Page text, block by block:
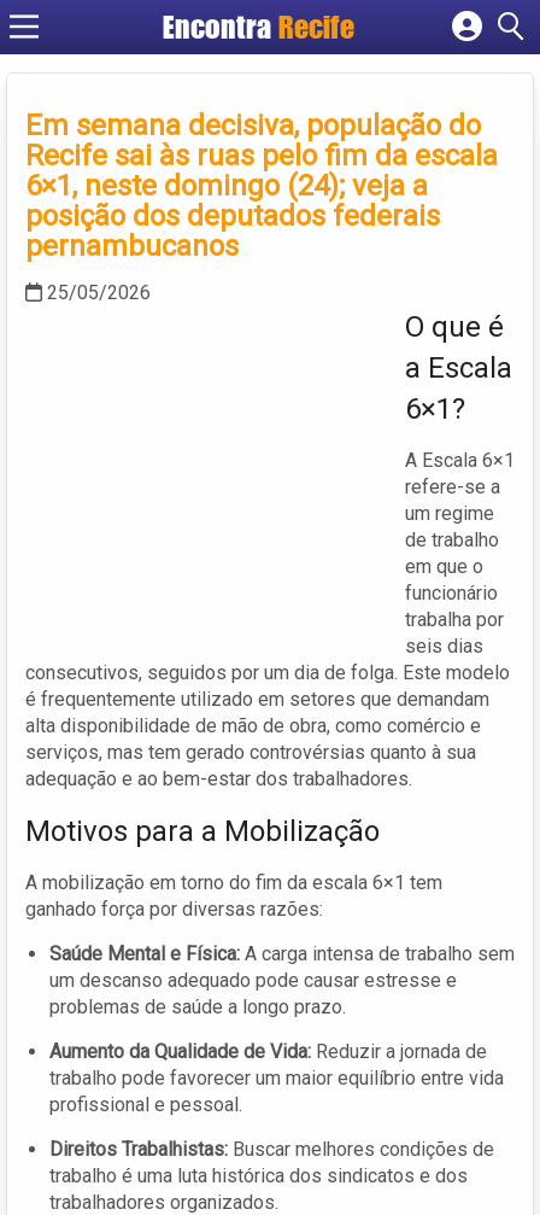
Encontra Recife
Cadastrar empresa
Criar conta
Em semana decisiva, população do
Recife sai às ruas pelo fim da escala
6×1, neste domingo (24); veja a
posição dos deputados federais
pernambucanos
25/05/2026
O que é
a Escala
6×1?
A Escala 6×1
refere-se a
um regime
de trabalho
em que o
funcionário
trabalha por
seis dias
consecutivos, seguidos por um dia de folga. Este modelo
é frequentemente utilizado em setores que demandam
alta disponibilidade de mão de obra, como comércio e
serviços, mas tem gerado controvérsias quanto à sua
adequação e ao bem-estar dos trabalhadores.
Motivos para a Mobilização
A mobilização em torno do fim da escala 6×1 tem
ganhado força por diversas razões:
Saúde Mental e Física: A carga intensa de trabalho sem
um descanso adequado pode causar estresse e
problemas de saúde a longo prazo.
Aumento da Qualidade de Vida: Reduzir a jornada de
trabalho pode favorecer um maior equilíbrio entre vida
profissional e pessoal.
Direitos Trabalhistas: Buscar melhores condições de
trabalho é uma luta histórica dos sindicatos e dos
trabalhadores organizados.